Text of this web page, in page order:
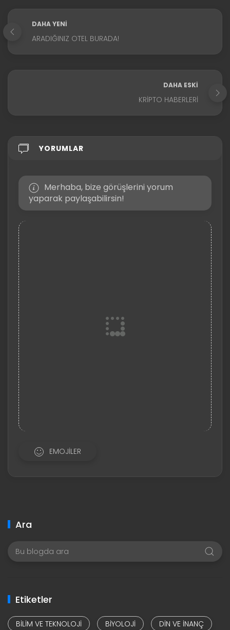
DAHA YENI
ARADIĞINIZ OTEL BURADA!
DAHA ESKI
KRIPTO HABERLERI
YORUMLAR
Merhaba, bize görüşlerini yorum
yaparak paylaşabilirsin!
EMOJILER
Ara
Etiketler
BILIM VE TEKNOLOJI BIYOLOJI
DIN VE INANÇ